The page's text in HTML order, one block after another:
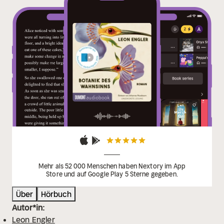
Mehr als 52 000 Menschen haben Nextory im App
Store und auf Google Play 5 Sterne gegeben.
Über
Hörbuch
Autor*in:
Leon Engler